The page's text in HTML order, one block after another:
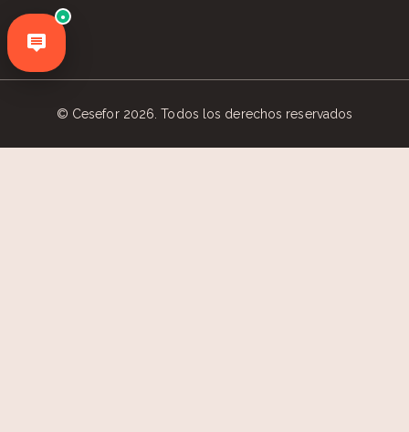
●
© Cesefor 2026. Todos los derechos reservados